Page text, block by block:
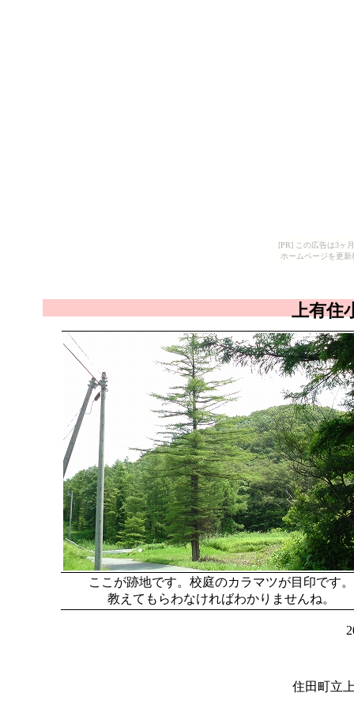
[PR] この広告は3ヶ
ホームページを更
上有住
ここが跡地です。校庭のカラマツが目印です。
教えてもらわなければわかりませんね。
住田町立